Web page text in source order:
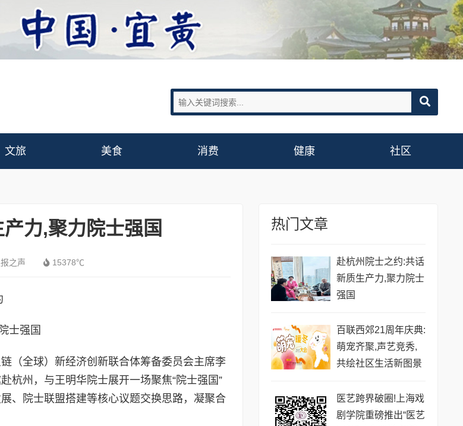
文旅 美食 消费 健康 社区
力,聚力院士强国
之声 15378℃
士强国
（全球）新经济创新联合体筹备委员会主席李
杭州，与王明华院士展开一场聚焦“院士强国”
、院士联盟搭建等核心议题交换思路，凝聚合
热门文章
赴杭州院士之约:共话
新质生产力,聚力院士
强国
百联西郊21周年庆典:
萌宠齐聚,声艺竞秀,
共绘社区生活新图景
医艺跨界破圈!上海戏
剧学院重磅推出“医艺